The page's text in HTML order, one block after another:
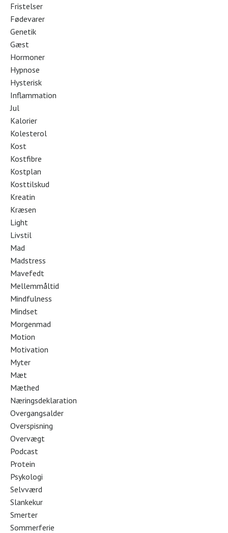
Fristelser
Fødevarer
Genetik
Gæst
Hormoner
Hypnose
Hysterisk
Inflammation
Jul
Kalorier
Kolesterol
Kost
Kostfibre
Kostplan
Kosttilskud
Kreatin
Kræsen
Light
Livstil
Mad
Madstress
Mavefedt
Mellemmåltid
Mindfulness
Mindset
Morgenmad
Motion
Motivation
Myter
Mæt
Mæthed
Næringsdeklaration
Overgangsalder
Overspisning
Overvægt
Podcast
Protein
Psykologi
Selvværd
Slankekur
Smerter
Sommerferie